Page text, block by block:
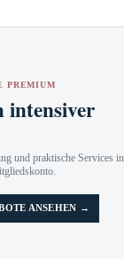
PREMIUM
intensiver
und praktische Services in
ANSEHEN →